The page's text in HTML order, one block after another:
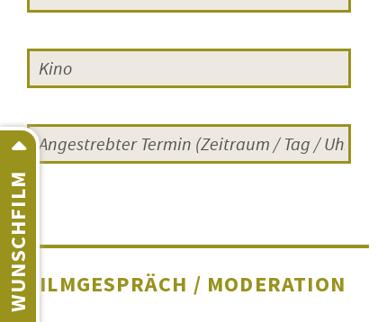
WUNSCHFILM FILMGESPRÄCH / MODERATION